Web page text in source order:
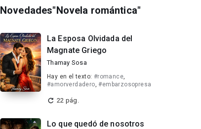
Novedades"Novela romántica"
La Esposa Olvidada del
Magnate Griego
Thamay Sosa
Hay en el texto: #romance,
#amorverdadero,#embarzosopresa
22 pág.
Lo que quedó de nosotros